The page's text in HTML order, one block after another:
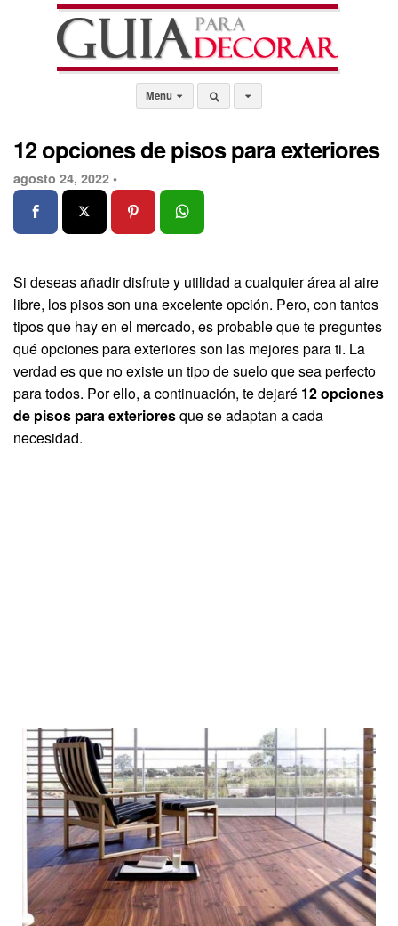
Menu
12 opciones de pisos para exteriores
agosto 24, 2022 •
Si deseas añadir disfrute y utilidad a cualquier área al aire
libre, los pisos son una excelente opción. Pero, con tantos
tipos que hay en el mercado, es probable que te preguntes
qué opciones para exteriores son las mejores para ti. La
verdad es que no existe un tipo de suelo que sea perfecto
para todos. Por ello, a continuación, te dejaré 12opciones
de pisos para exterioresque se adaptan a cada
necesidad.